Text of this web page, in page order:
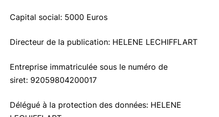
Capital social: 5000 Euros
Directeur de la publication: HELENE LECHIFFLART
Entreprise immatriculée sous le numéro de
siret: 92059804200017
Délégué à la protection des données: HELENE